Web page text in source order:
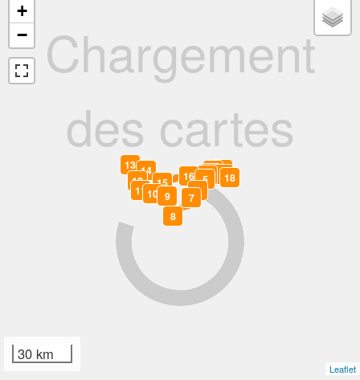
Chargement
des cartes
0
1
2
3
4
5
6
7
8
9
10
11
12
13 14
15
16 17 18
+
−
30 km
Leaflet